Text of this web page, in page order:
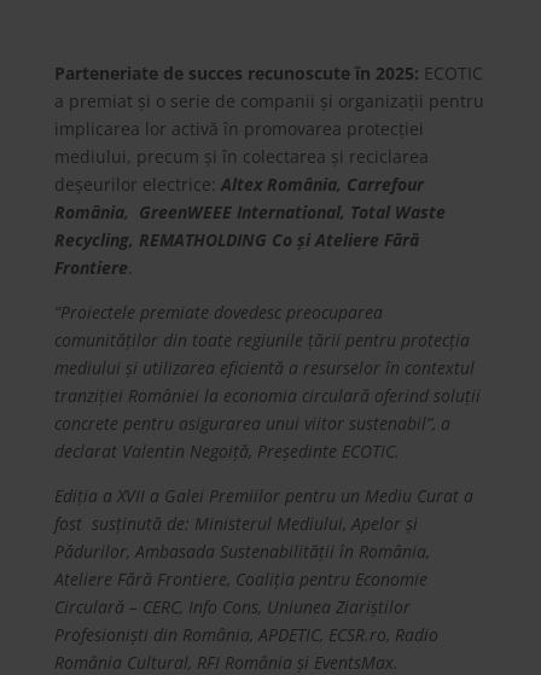
Parteneriate de succes recunoscute în 2025: ECOTIC
a premiat și o serie de companii și organizații pentru
implicarea lor activă în promovarea protecției
mediului, precum și în colectarea și reciclarea
deșeurilor electrice: Altex România, Carrefour
România, GreenWEEE International, Total Waste
Recycling, REMATHOLDING Co și Ateliere Fără
Frontiere
“Proiectele premiate dovedesc preocuparea
comunităților din toate regiunile țării pentru protecția
mediului și utilizarea eficientă a resurselor în contextul
tranziției României la economia circulară oferind soluții
concrete pentru asigurarea unui viitor sustenabil”, a
declarat Valentin Negoiță, Președinte ECOTIC.
Ediția a XVII a Galei Premiilor pentru un Mediu Curat a
fost susținută de: Ministerul Mediului, Apelor și
Pădurilor, Ambasada Sustenabilității în România,
Ateliere Fără Frontiere, Coaliția pentru Economie
Circulară – CERC, Info Cons, Uniunea Ziariștilor
Profesioniști din România, APDETIC, ECSR.ro, Radio
România Cultural, RFI România și EventsMax.